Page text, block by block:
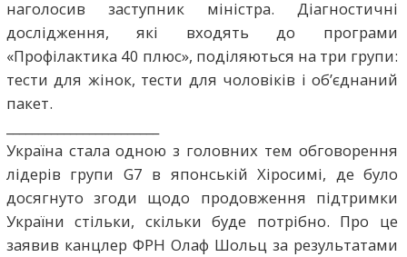
наголосив заступник міністра. Діагностичні
дослідження, які входять до програми
«Профілактика 40 плюс», поділяються на три групи:
тести для жінок, тести для чоловіків і об’єднаний
пакет.
Україна стала одною з головних тем обговорення
лідерів групи G7 в японській Хіросимі, де було
досягнуто згоди щодо продовження підтримки
України стільки, скільки буде потрібно. Про це
заявив канцлер ФРН Олаф Шольц за результатами